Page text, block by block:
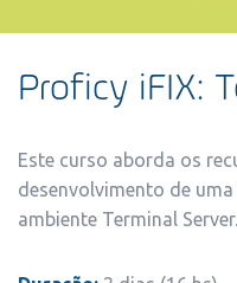
Proficy iFIX:
Este curso aborda os
desenvolvimento de
ambiente Terminal Server.